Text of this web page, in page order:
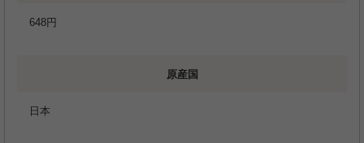
648円
原産国
日本